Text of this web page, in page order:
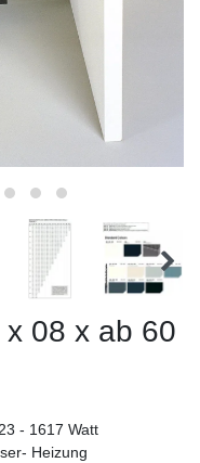
08 x ab 60
- 1617 Watt
Heizung